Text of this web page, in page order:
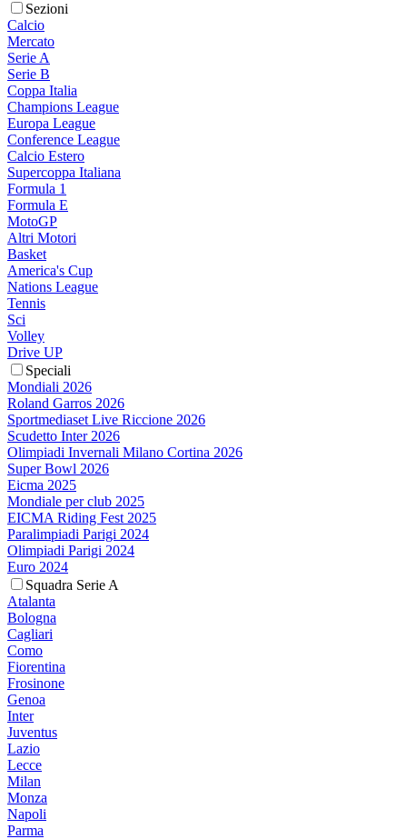
Sezioni
Calcio
Mercato
Serie A
Serie B
Coppa Italia
Champions League
Europa League
Conference League
Calcio Estero
Supercoppa Italiana
Formula 1
Formula E
MotoGP
Altri Motori
Basket
America's Cup
Nations League
Tennis
Sci
Volley
Drive UP
Speciali
Mondiali 2026
Roland Garros 2026
Sportmediaset Live Riccione 2026
Scudetto Inter 2026
Olimpiadi Invernali Milano Cortina 2026
Super Bowl 2026
Eicma 2025
Mondiale per club 2025
EICMA Riding Fest 2025
Paralimpiadi Parigi 2024
Olimpiadi Parigi 2024
Euro 2024
Squadra Serie A
Atalanta
Bologna
Cagliari
Como
Fiorentina
Frosinone
Genoa
Inter
Juventus
Lazio
Lecce
Milan
Monza
Napoli
Parma